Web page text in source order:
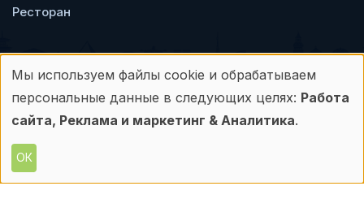
Ресторан
Пользовательское
соглашение
Политика
конфиденциальности
Любое использование материалов с данного
Использование
персональных
данных
и
Мы используем файлы cookie и обрабатываем
персональные данные в следующих целях: Работа
сайта, Реклама и маркетинг & Аналитика.
ОК